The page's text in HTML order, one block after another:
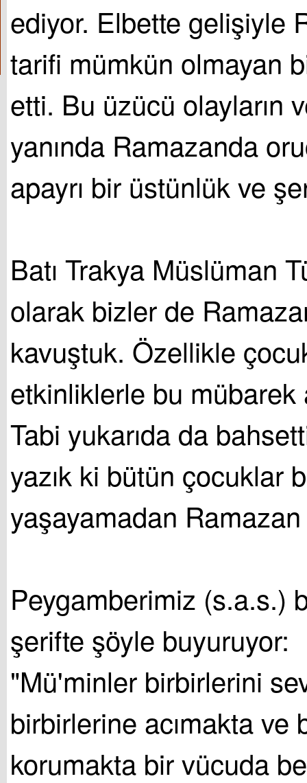
ediyor. Elbette gelişiyle
tarifi mümkün olmayan
etti. Bu üzücü olayların
yanında Ramazanda
apayrı bir üstünlük ve
Batı Trakya Müslüman
olarak bizler de
kavuştuk. Özellikle
etkinliklerle bu mübarek
Tabi yukarıda da
yazık ki bütün çocuklar
yaşayamadan Ramazan
Peygamberimiz (s.a.s.)
şerifte şöyle buyuruyor:
"Mü'minler birbirlerini
birbirlerine acımakta ve
korumakta bir vücuda